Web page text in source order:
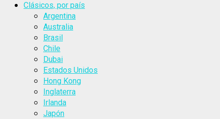
Clásicos, por país
Argentina
Australia
Brasil
Chile
Dubai
Estados Unidos
Hong Kong
Inglaterra
Irlanda
Japón